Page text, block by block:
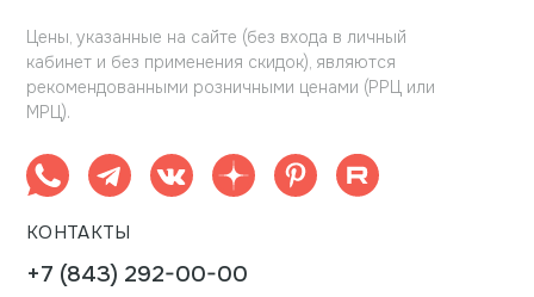
Цены, указанные на сайте (без входа в личный
кабинет и без применения скидок), являются
рекомендованными розничными ценами (РРЦ или
МРЦ).
КОНТАКТЫ
+7 (843) 292-00-00